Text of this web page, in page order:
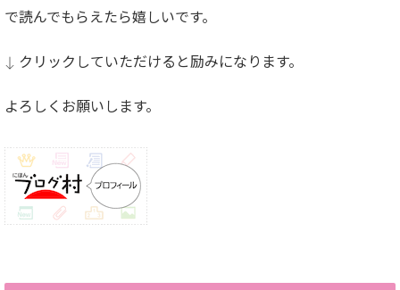
で読んでもらえたら嬉しいです。
↓ クリックしていただけると励みになります。
よろしくお願いします。